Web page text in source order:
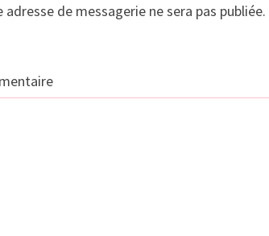
adresse de messagerie ne sera pas publiée.